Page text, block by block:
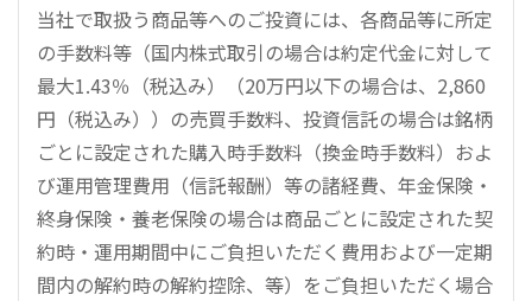
当社で取扱う商品等へのご投資には、各商品等に所定
の手数料等（国内株式取引の場合は約定代金に対して
最大1.43％（税込み）（20万円以下の場合は、2,860
円（税込み））の売買手数料、投資信託の場合は銘柄
ごとに設定された購入時手数料（換金時手数料）およ
び運用管理費用（信託報酬）等の諸経費、年金保険・
終身保険・養老保険の場合は商品ごとに設定された契
約時・運用期間中にご負担いただく費用および一定期
間内の解約時の解約控除、等）をご負担いただく場合